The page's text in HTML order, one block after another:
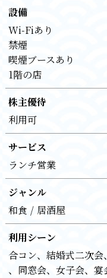
設備
Wi-Fiあり
禁煙
喫煙ブースあり
1階の店
株主優待
利用可
サービス
ランチ営業
ジャンル
和食
居酒屋
利用シーン
合コン
結婚式二次会
同窓会
女子会 宴